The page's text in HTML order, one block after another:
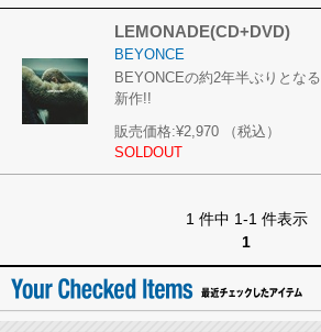
LEMONADE(CD+DVD)
BEYONCE
BEYONCEの約2年半ぶりとなる
新作!!
販売価格:¥2,970
（税込）
SOLDOUT
1 件中 1-1 件表示
1